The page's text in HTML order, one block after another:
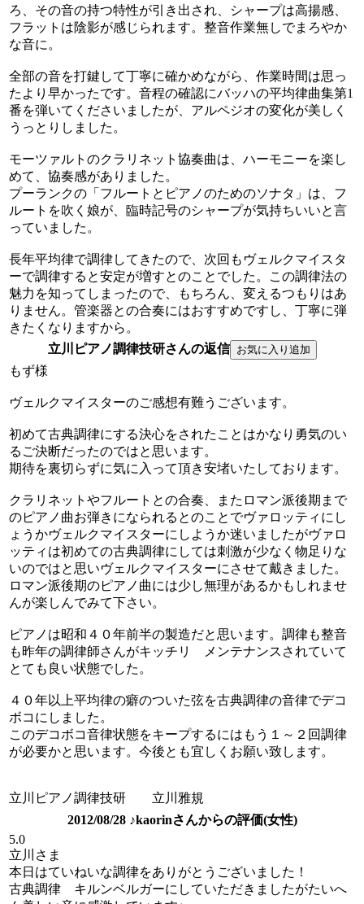
ろ、その音の持つ特性が引き出され、シャープは高揚感、
フラットは陰影が感じられます。整音作業無しでまろやか
な音に。
全部の音を打鍵して丁寧に確かめながら、作業時間は思っ
たより早かったです。音程の確認にバッハの平均律曲集第1
番を弾いてくださいましたが、アルペジオの変化が美しく
うっとりしました。
モーツァルトのクラリネット協奏曲は、ハーモニーを楽し
めて、協奏感がありました。
プーランクの「フルートとピアノのためのソナタ」は、フ
ルートを吹く娘が、臨時記号のシャープが気持ちいいと言
っていました。
長年平均律で調律してきたので、次回もヴェルクマイスタ
ーで調律すると安定が増すとのことでした。この調律法の
魅力を知ってしまったので、もちろん、変えるつもりはあ
りません。管楽器との合奏にはおすすめですし、丁寧に弾
きたくなりますから。
立川ピアノ調律技研さんの返信
もず様
ヴェルクマイスターのご感想有難うございます。
初めて古典調律にする決心をされたことはかなり勇気のい
るご決断だったのではと思います。
期待を裏切らずに気に入って頂き安堵いたしております。
クラリネットやフルートとの合奏、またロマン派後期まで
のピアノ曲お弾きになられるとのことでヴァロッティにし
ょうかヴェルクマイスターにしようか迷いましたがヴァロ
ッティは初めての古典調律にしては刺激が少なく物足りな
いのではと思いヴェルクマイスターにさせて戴きました。
ロマン派後期のピアノ曲には少し無理があるかもしれませ
んが楽しんでみて下さい。
ピアノは昭和４０年前半の製造だと思います。調律も整音
も昨年の調律師さんがキッチリ メンテナンスされていて
とても良い状態でした。
４０年以上平均律の癖のついた弦を古典調律の音律でデコ
ボコにしました。
このデコボコ音律状態をキープするにはもう１～２回調律
が必要かと思います。今後とも宜しくお願い致します。
立川ピアノ調律技研 立川雅規
2012/08/28 ♪kaorinさんからの評価(女性)
5.0
立川さま
本日はていねいな調律をありがとうございました！
古典調律 キルンベルガーにしていただきましたがたいへ